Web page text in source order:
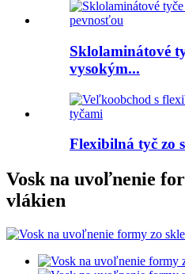
Sklolaminátové
vysokým...
Flexibilná tyč zo
Vosk na uvoľnenie
vlákien